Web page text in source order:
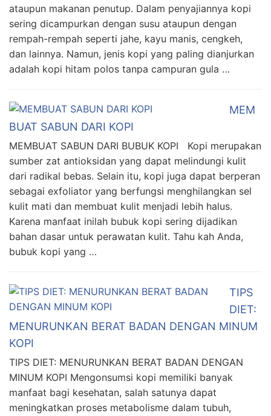
ataupun makanan penutup. Dalam penyajiannya kopi
sering dicampurkan dengan susu ataupun dengan
rempah-rempah seperti jahe, kayu manis, cengkeh,
dan lainnya. Namun, jenis kopi yang paling dianjurkan
adalah kopi hitam polos tanpa campuran gula …
MEM
BUAT SABUN DARI KOPI
MEMBUAT SABUN DARI BUBUK KOPI Kopi merupakan
sumber zat antioksidan yang dapat melindungi kulit
dari radikal bebas. Selain itu, kopi juga dapat berperan
sebagai exfoliator yang berfungsi menghilangkan sel
kulit mati dan membuat kulit menjadi lebih halus.
Karena manfaat inilah bubuk kopi sering dijadikan
bahan dasar untuk perawatan kulit. Tahu kah Anda,
bubuk kopi yang …
TIPS
DIET:
MENURUNKAN BERAT BADAN DENGAN MINUM
KOPI
TIPS DIET: MENURUNKAN BERAT BADAN DENGAN
MINUM KOPI Mengonsumsi kopi memiliki banyak
manfaat bagi kesehatan, salah satunya dapat
meningkatkan proses metabolisme dalam tubuh,